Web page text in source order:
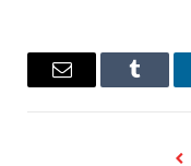
Tumblr
البريد